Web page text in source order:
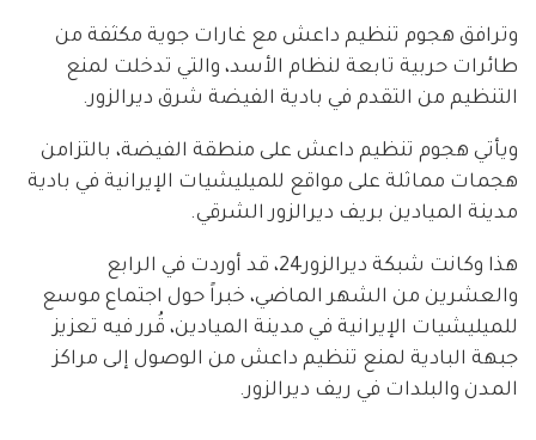
وترافق هجوم تنظيم داعش مع غارات جوية مكثفة من
طائرات حربية تابعة لنظام الأسد، والتي تدخلت لمنع
التنظيم من التقدم في بادية الفيضة شرق ديرالزور.
ويأتي هجوم تنظيم داعش على منطقة الفيضة، بالتزامن
هجمات مماثلة على مواقع للميليشيات الإيرانية في بادية
مدينة الميادين بريف ديرالزور الشرقي.
هذا وكانت شبكة ديرالزور24، قد أوردت في الرابع
والعشرين من الشهر الماضي، خبراً حول اجتماع موسع
للميليشيات الإيرانية في مدينة الميادين، قُرر فيه تعزيز
جبهة البادية لمنع تنظيم داعش من الوصول إلى مراكز
المدن والبلدات في ريف ديرالزور.